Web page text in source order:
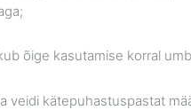
õige kasutamise korral
veidi kätepuhastuspastat